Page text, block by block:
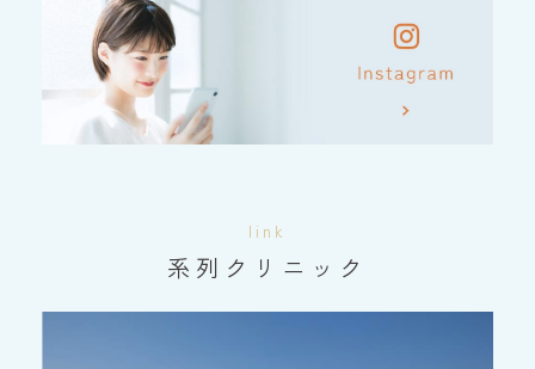
link
系列クリニック